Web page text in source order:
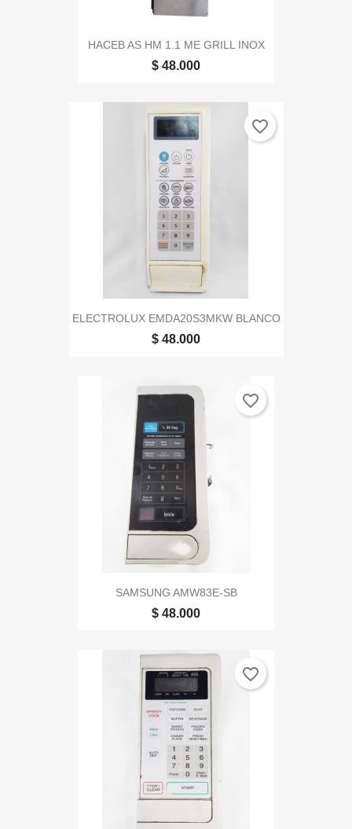
HACEB AS HM 1.1 ME GRILL INOX
$ 48.000
ELECTROLUX EMDA20S3MKW BLANCO
$ 48.000
favorite_border
SAMSUNG AMW83E-SB
$ 48.000
favorite_border
favorite_border